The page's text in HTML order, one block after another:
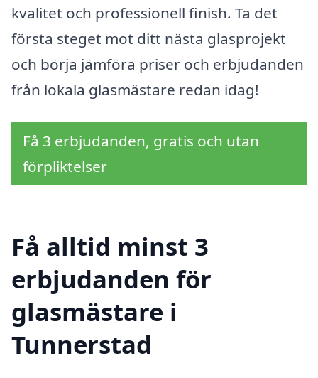
kvalitet och professionell finish. Ta det
första steget mot ditt nästa glasprojekt
och börja jämföra priser och erbjudanden
från lokala glasmästare redan idag!
Få 3 erbjudanden, gratis och utan
förpliktelser
Få alltid minst 3
erbjudanden för
glasmästare i
Tunnerstad